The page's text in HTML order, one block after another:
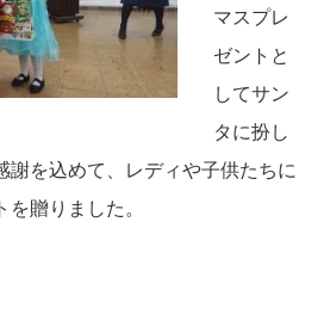
マスプレ
ゼントと
してサン
タに扮し
謝を込めて、レディや子供たちに
贈りました。